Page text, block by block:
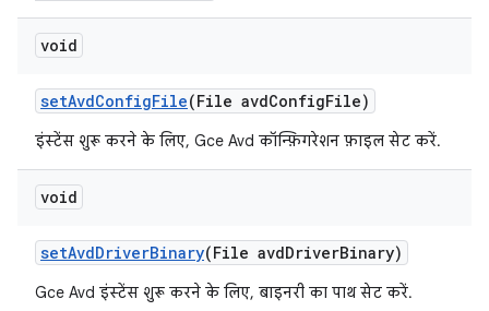
void
setAvdConfigFile(File avdConfigFile)
इंस्टेंस शुरू करने के लिए, Gce Avd कॉन्फ़िगरेशन फ़ाइल सेट करें.
void
setAvdDriverBinary(File avdDriverBinary)
Gce Avd इंस्टेंस शुरू करने के लिए, बाइनरी का पाथ सेट करें.